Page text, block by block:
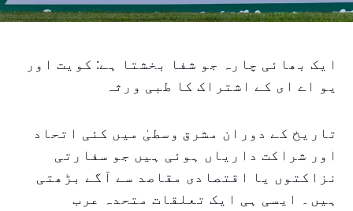
ایک بھائی چارہ جو شفا بخشتا ہے: کویت اور
یو اے ای کے اشتراک کا طبی ورثہ
تاریخ کے دوران مشرق وسطیٰ میں کئی اتحاد
اور شراکت داریاں ہوئی ہیں جو سفارتی
نزاکتوں یا اقتصادی مقاصد سے آگے بڑھتی
ہیں۔ ایسی ہی ایک تعلقات متحدہ عرب